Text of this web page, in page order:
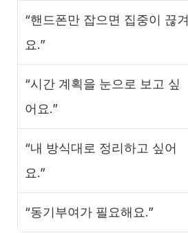
“핸드폰만 잡으면 집중이 끊겨
요.”
“시간 계획을 눈으로 보고 싶
어요.”
“내 방식대로 정리하고 싶어
요.”
“동기부여가 필요해요.”